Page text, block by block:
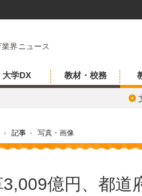
業界ニュース
大学DX 教材・校務
› 記事 › 写真・画像
3,009億円、都